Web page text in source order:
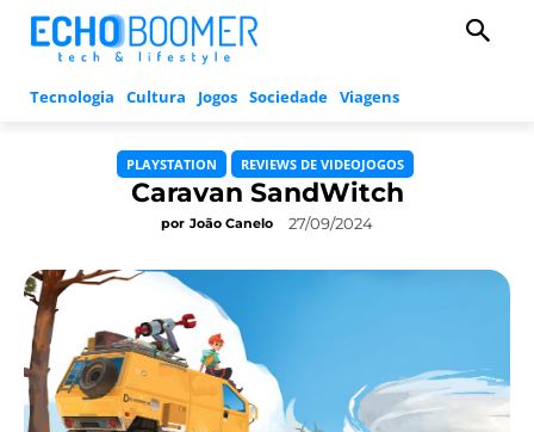
Tecnologia Cultura Jogos Sociedade Viagens
PLAYSTATION REVIEWS DE VIDEOJOGOS
Caravan SandWitch
por João Canelo 27/09/2024